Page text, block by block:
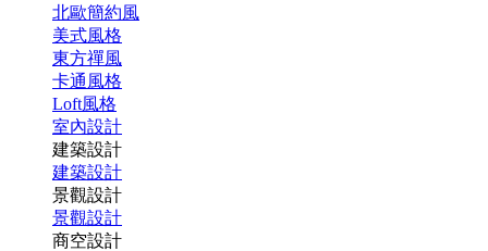
北歐簡約風
美式風格
東方禪風
卡通風格
Loft風格
室內設計
建築設計
建築設計
景觀設計
景觀設計
商空設計